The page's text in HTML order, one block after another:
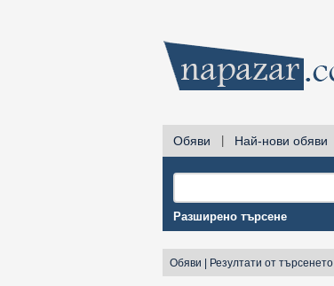
Обяви Най-нови обяви
Разширено търсене
Обяви Резултати от търсенето